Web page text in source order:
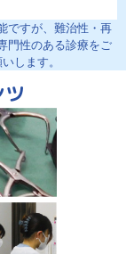
ですが、難治性・再
門性のある診療をご
します。